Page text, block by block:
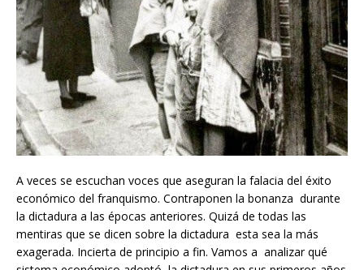
A veces se escuchan voces que aseguran la falacia del éxito
económico del franquismo. Contraponen la bonanza durante
la dictadura a las épocas anteriores. Quizá de todas las
mentiras que se dicen sobre la dictadura esta sea la más
exagerada. Incierta de principio a fin. Vamos a analizar qué